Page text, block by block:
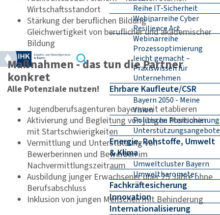
Reihe IT-Sicherheit
Webinarreihe Cyber
Resilience Act
Webinarreihe
Prozessoptimierung
leicht gemacht –
Praxiswissen für
Unternehmen
Ehrbare Kaufleute/CSR
Bayern 2050 - Meine
Vision
Politische Positionierung
Unterstützungsangebote
Energie, Rohstoffe, Umwelt
& Klima
Umweltcluster Bayern
Umweltbarometer
Fachkräftesicherung
Innovation
Internationalisierung
Wirtschaftsstandort
Stärkung der beruflichen Bildung –
Gleichwertigkeit von beruflicher und akademischer
Bildung
Maßnahmen - das tun die Partner
konkret
Alle Potenziale nutzen!
Jugendberufsagenturen bayernweit etablieren
Aktivierung und Begleitung von jungen Menschen
mit Startschwierigkeiten
Vermittlung und Unterstützung von
Bewerberinnen und Bewerben im
Nachvermittlungszeitraum
Ausbildung junger Erwachsener über 25 Jahre ohne
Berufsabschluss
Inklusion von jungen Menschen mit Behinderung